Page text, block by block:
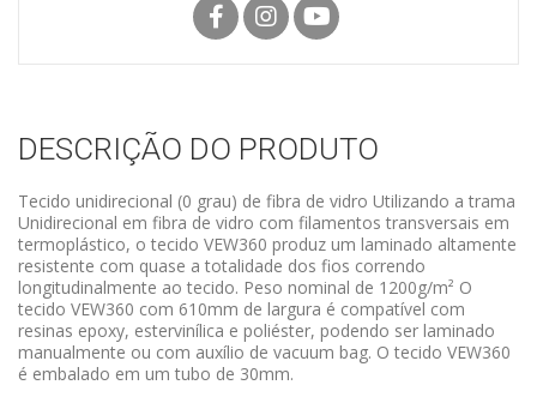
DESCRIÇÃO DO PRODUTO
Tecido unidirecional (0 grau) de fibra de vidro Utilizando a trama
Unidirecional em fibra de vidro com filamentos transversais em
termoplástico, o tecido VEW360 produz um laminado altamente
resistente com quase a totalidade dos fios correndo
longitudinalmente ao tecido. Peso nominal de 1200g/m² O
tecido VEW360 com 610mm de largura é compatível com
resinas epoxy, estervinílica e poliéster, podendo ser laminado
manualmente ou com auxílio de vacuum bag. O tecido VEW360
é embalado em um tubo de 30mm.